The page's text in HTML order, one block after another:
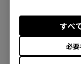
必
すべ
ご参